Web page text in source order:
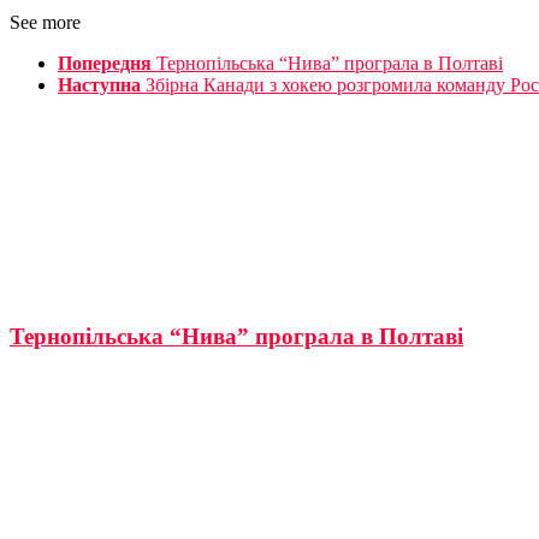
See more
Попередня Тернопільська “Нива” програла в Полтаві
Наступна Збірна Канади з хокею розгромила команду
Тернопільська “Нива” програла в Полтаві